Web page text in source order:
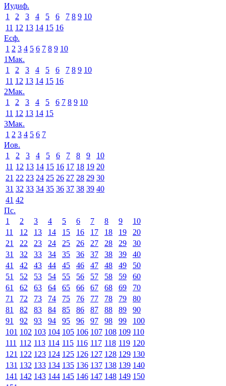
Иудиф.
1
2 3 4 5 6 7 8 9 10
11 12 13 14 15 16
Есф.
1 2 3 4 5 6 7 8 9 10
1Мак.
1
2 3 4 5 6 7 8 9 10
11 12 13 14 15 16
2Мак.
1
2 3 4 5 6 7 8 9 10
11 12 13 14 15
3Мак.
1 2 3 4 5 6 7
Иов.
1
2 3 4 5 6 7 8 9
10
11 12 13 14 15 16 17 18 19 20
21 22 23 24 25 26 27 28 29 30
31 32 33 34 35 36 37 38 39 40
41 42
Пс.
1
2 3 4 5 6 7 8 9
10
11
12 13 14 15 16 17 18 19
20
21
22 23 24 25 26 27 28 29
30
31
32 33 34 35 36 37 38 39
40
41
42 43 44 45 46 47 48 49
50
51
52 53 54 55 56 57 58 59
60
61
62 63 64 65 66 67 68 69
70
71
72 73 74 75 76 77 78 79
80
81
82 83 84 85 86 87 88 89
90
91
92 93 94 95 96 97 98 99
100
101 102 103 104 105 106 107 108 109 110
111 112 113 114 115 116 117 118 119 120
121 122 123 124 125 126 127 128 129 130
131 132 133 134 135 136 137 138 139 140
141 142 143 144 145 146 147 148 149 150